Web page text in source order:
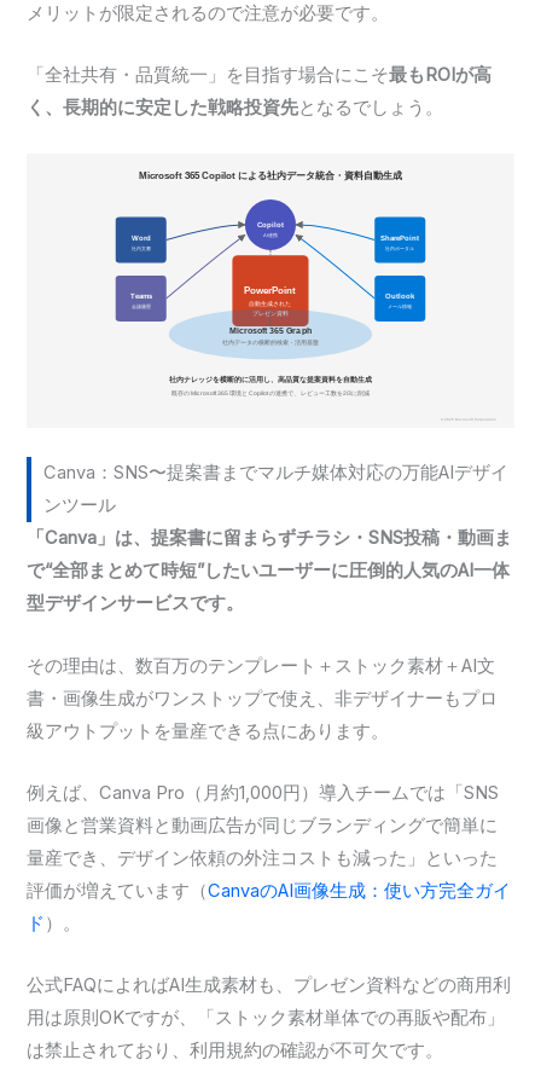
メリットが限定されるので注意が必要です。
「全社共有・品質統一」を目指す場合にこそ最もROIが高
く、長期的に安定した戦略投資先となるでしょう。
Canva：SNS〜提案書までマルチ媒体対応の万能AIデザイ
ンツール
「Canva」は、提案書に留まらずチラシ・SNS投稿・動画ま
で“全部まとめて時短”したいユーザーに圧倒的人気のAI一体
型デザインサービスです。
その理由は、数百万のテンプレート＋ストック素材＋AI文
書・画像生成がワンストップで使え、非デザイナーもプロ
級アウトプットを量産できる点にあります。
例えば、Canva Pro（月約1,000円）導入チームでは「SNS
画像と営業資料と動画広告が同じブランディングで簡単に
量産でき、デザイン依頼の外注コストも減った」といった
評価が増えています（CanvaのAI画像生成：使い方完全ガイ
ド ）。
公式FAQによればAI生成素材も、プレゼン資料などの商用利
用は原則OKですが、「ストック素材単体での再販や配布」
は禁止されており、利用規約の確認が不可欠です。